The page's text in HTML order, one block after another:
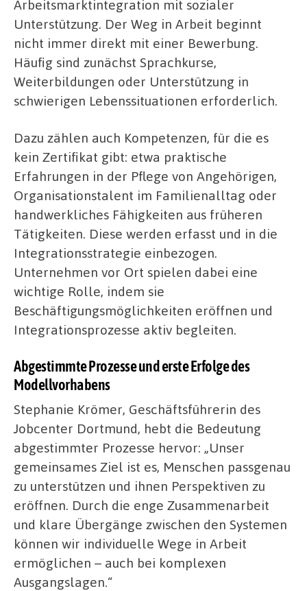
Arbeitsmarktintegration mit sozialer
Unterstützung. Der Weg in Arbeit beginnt
nicht immer direkt mit einer Bewerbung.
Häufig sind zunächst Sprachkurse,
Weiterbildungen oder Unterstützung in
schwierigen Lebenssituationen erforderlich.
Dazu zählen auch Kompetenzen, für die es
kein Zertifikat gibt: etwa praktische
Erfahrungen in der Pflege von Angehörigen,
Organisationstalent im Familienalltag oder
handwerkliches Fähigkeiten aus früheren
Tätigkeiten. Diese werden erfasst und in die
Integrationsstrategie einbezogen.
Unternehmen vor Ort spielen dabei eine
wichtige Rolle, indem sie
Beschäftigungsmöglichkeiten eröffnen und
Integrationsprozesse aktiv begleiten.
Abgestimmte Prozesse und erste Erfolge des
Modellvorhabens
Stephanie Krömer, Geschäftsführerin des
Jobcenter Dortmund, hebt die Bedeutung
abgestimmter Prozesse hervor: „Unser
gemeinsames Ziel ist es, Menschen passgenau
zu unterstützen und ihnen Perspektiven zu
eröffnen. Durch die enge Zusammenarbeit
und klare Übergänge zwischen den Systemen
können wir individuelle Wege in Arbeit
ermöglichen – auch bei komplexen
Ausgangslagen.“